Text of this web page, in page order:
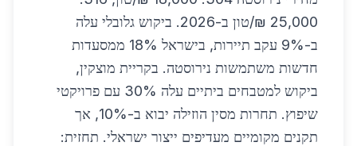
25,000 ₪/טון ב-2026. ביקוש גלובלי עלה
ב-9% עקב תיירות, בישראל 18% ממסעדות
חדשות משתמשות נירוסטה. בקריית מוצקין,
ביקוש למטבחים ביתיים עלה 30% עם פרויקטי
שיפוץ. תחרות מסין הוזילה יבוא ב-10%, אך
תקנים מקומיים מעדיפים ייצור ישראלי. תחזית: